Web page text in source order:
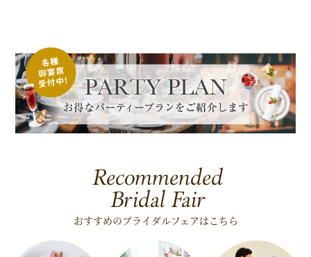
Recommended
Bridal Fair
おすすめのブライダルフェアはこちら